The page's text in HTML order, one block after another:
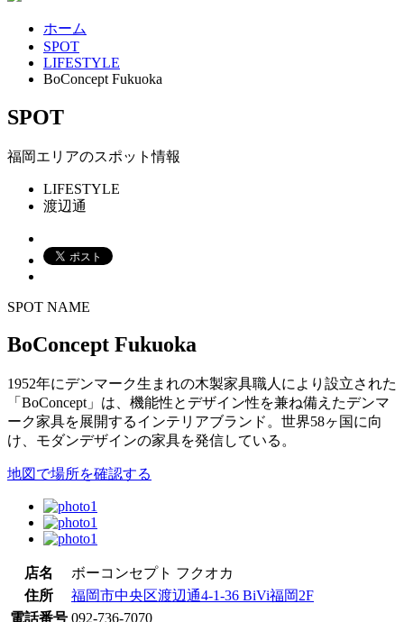
ホーム
SPOT
LIFESTYLE
BoConcept Fukuoka
SPOT
福岡エリアのスポット情報
LIFESTYLE
渡辺通
SPOT NAME
BoConcept Fukuoka
1952年にデンマーク生まれの木製家具職人により設立された
「BoConcept」は、機能性とデザイン性を兼ね備えたデンマ
ーク家具を展開するインテリアブランド。世界58ヶ国に向
け、モダンデザインの家具を発信している。
地図で場所を確認する
店名
ボーコンセプト フクオカ
住所
福岡市中央区渡辺通4-1-36 BiVi福岡2F
電話番号 092-736-7070